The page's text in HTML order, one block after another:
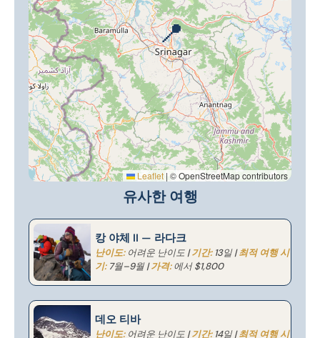
📍
📍
📍
Leaflet | © OpenStreetMap contributors
유사한 여행
캉 야체 II — 라다크
난이도:어려운 난이도 |기간:13일 |최적 여행 시
기:7월–9월 |가격:에서 $1,800
데오 티바
난이도:어려운 난이도 |기간:14일 |최적 여행 시